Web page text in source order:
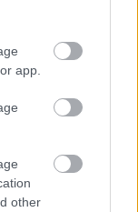
app.
other
elnevezésű
melegek,
és